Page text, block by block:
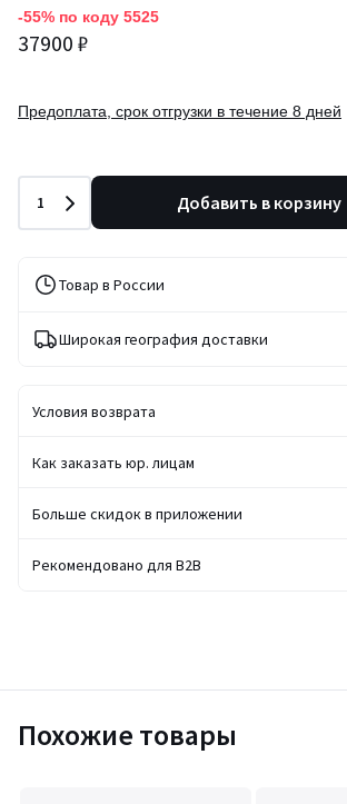
-55% по коду 5525
37900 ₽
Предоплата, срок отгрузки в течение 8 дней
Количество
1 Добавить в корзину
Товар в России
Широкая география доставки
Условия возврата
Как заказать юр. лицам
Больше скидок в приложении
Рекомендовано для B2B
Похожие товары